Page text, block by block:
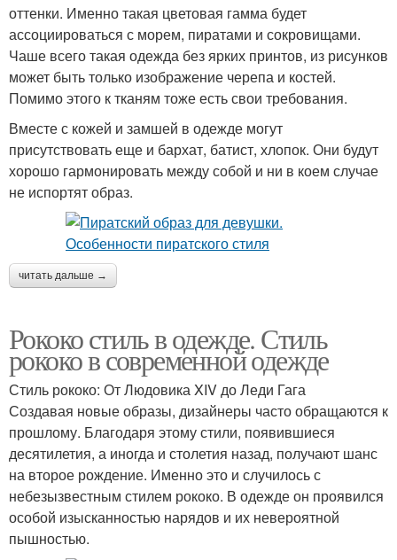
оттенки. Именно такая цветовая гамма будет
ассоциироваться с морем, пиратами и сокровищами.
Чаше всего такая одежда без ярких принтов, из рисунков
может быть только изображение черепа и костей.
Помимо этого к тканям тоже есть свои требования.
Вместе с кожей и замшей в одежде могут
присутствовать еще и бархат, батист, хлопок. Они будут
хорошо гармонировать между собой и ни в коем случае
не испортят образ.
читать дальше →
Рококо стиль в одежде. Стиль
рококо в современной одежде
Стиль рококо: От Людовика XIV до Леди Гага
Создавая новые образы, дизайнеры часто обращаются к
прошлому. Благодаря этому стили, появившиеся
десятилетия, а иногда и столетия назад, получают шанс
на второе рождение. Именно это и случилось с
небезызвестным стилем рококо. В одежде он проявился
особой изысканностью нарядов и их невероятной
пышностью.